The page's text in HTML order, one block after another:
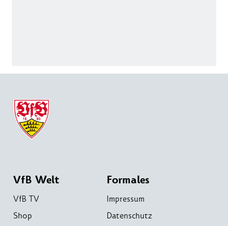
VfB Welt
VfB TV
Shop
Formales
Impressum
Datenschutz